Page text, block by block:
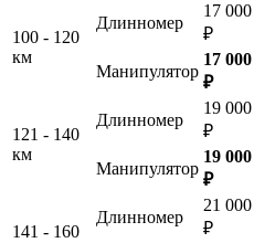
100 - 120
км
Длинномер
17 000
₽
Манипулятор
17 000
₽
121 - 140
км
Длинномер
19 000
₽
Манипулятор
19 000
₽
141 - 160
Длинномер
21 000
₽